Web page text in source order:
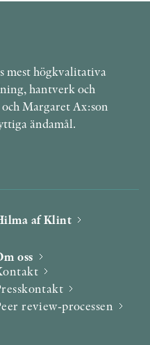
mest högkvalitativa
hantverk och
Margaret Ax:son
ändamål.
af Klint
oss
review-processen